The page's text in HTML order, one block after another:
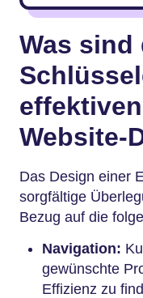
Was sind
Website-
Das Design einer
sorgfältige
Bezug auf die
Navigation:
gewünschte
Effizienz zu